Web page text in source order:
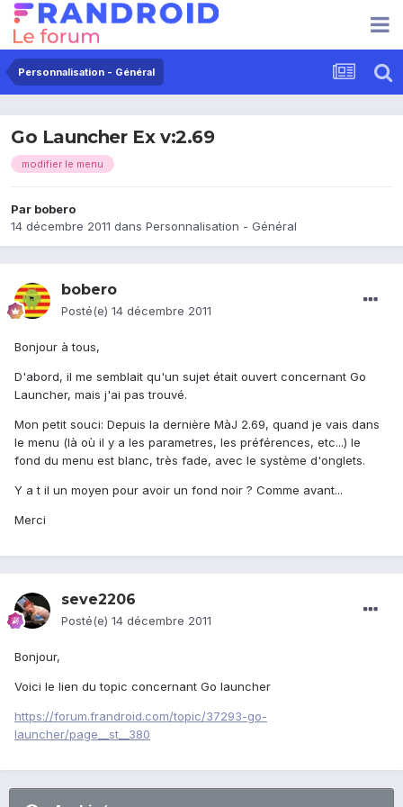
Personnalisation - Général
Go Launcher Ex v:2.69
modifier le menu
Par bobero
14 décembre 2011 dans Personnalisation - Général
bobero
Posté(e) 14 décembre 2011
Bonjour à tous,
D'abord, il me semblait qu'un sujet était ouvert concernant Go
Launcher, mais j'ai pas trouvé.
Mon petit souci: Depuis la dernière MàJ 2.69, quand je vais dans
le menu (là où il y a les parametres, les préférences, etc...) le
fond du menu est blanc, très fade, avec le système d'onglets.
Y a t il un moyen pour avoir un fond noir ? Comme avant...
Merci
seve2206
Posté(e) 14 décembre 2011
Bonjour,
Voici le lien du topic concernant Go launcher
https://forum.frandroid.com/topic/37293-go-
launcher/page__st__380